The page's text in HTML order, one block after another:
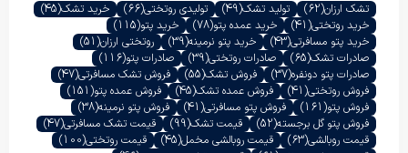
تشک ارزان(62) تولید تشک(49) تولیدی روتختی(66) خرید تشک(45)
خرید روتختی(41) خرید عمده پتو(78) خرید پتو(115)
خرید پتو مسافرتی(43) خرید پتو نرمینه(39) روتختی ارزان(51)
صادرات تشک(65) صادرات روتختی(39) صادرات پتو(116)
صادرات پتو دونفره(37) فروش تشک(55) فروش تشک مسافرتی(47)
فروش روتختی(41) فروش عمده تشک(45) فروش عمده پتو(151)
فروش پتو(161) فروش پتو مسافرتی(41) فروش پتو نرمینه(38)
فروش پتو گل برجسته(52) قیمت تشک(99) قیمت تشک مسافرتی(47)
قیمت روبالشی(63) قیمت روبالشی مخمل(45) قیمت روتختی(100)